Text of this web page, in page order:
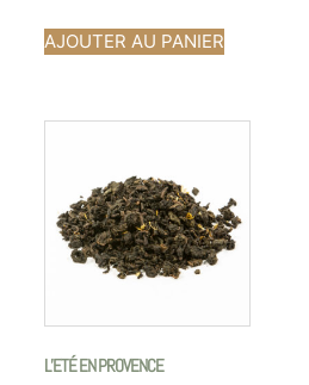
AJOUTER AU PANIER
L’ETÉ EN PROVENCE